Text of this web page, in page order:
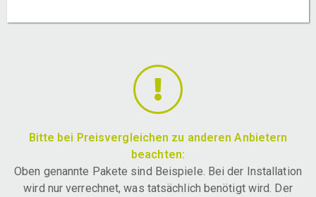
Bitte bei Preisvergleichen zu anderen Anbietern
beachten:
Oben genannte Pakete sind Beispiele. Bei der Installation
wird nur verrechnet, was tatsächlich benötigt wird. Der